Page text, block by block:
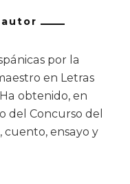
por la
en Letras
obtenido, en
del Concurso del
cuento, ensayo y